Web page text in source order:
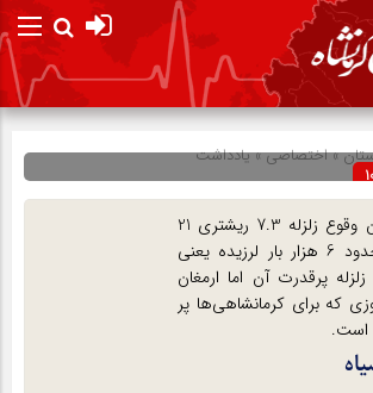
»اختصاصی»یادداشت
کرمانشاه از زمان وقوع زلزله 7.3 ریشتری 21
آبان 96 تاکنون حدود 6 هزار بار لرزیده یعنی
پنج زلزله پرقدرت آن اما ارمغان
که برای کرمانشاهی‌ها پر
است.